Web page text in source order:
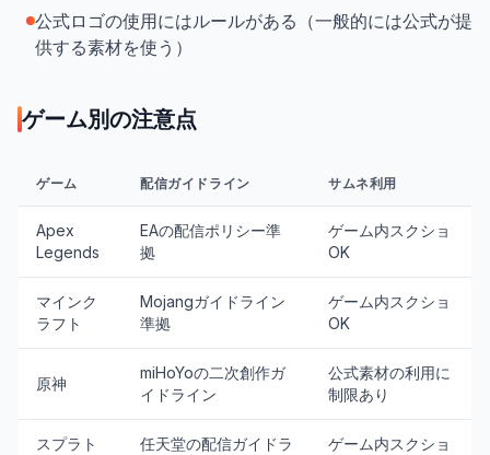
公式ロゴの使用にはルールがある（一般的には公式が提
供する素材を使う）
ゲーム別の注意点
ゲーム 配信ガイドライン サムネ利用
Apex
Legends
EAの配信ポリシー準
拠
ゲーム内スクショ
OK
マインク
ラフト
Mojangガイドライン
準拠
ゲーム内スクショ
OK
原神
miHoYoの二次創作ガ
イドライン
公式素材の利用に
制限あり
スプラト
任天堂の配信ガイドラ
ゲーム内スクショ